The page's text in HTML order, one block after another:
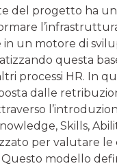
del progetto ha
in un motore di
questa
processi HR. In
dalle
Skills,
per valutare le
modello